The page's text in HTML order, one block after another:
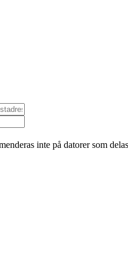
inte på datorer som